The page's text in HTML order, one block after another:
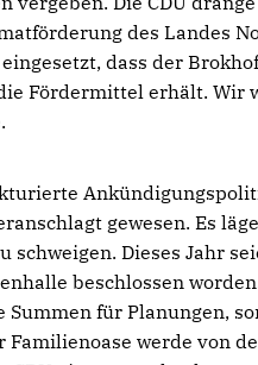
des Landes
dass der
Fördermittel erhält. Wir
gewesen. Es
Dieses Jahr
beschlossen
für Planungen,
werde von